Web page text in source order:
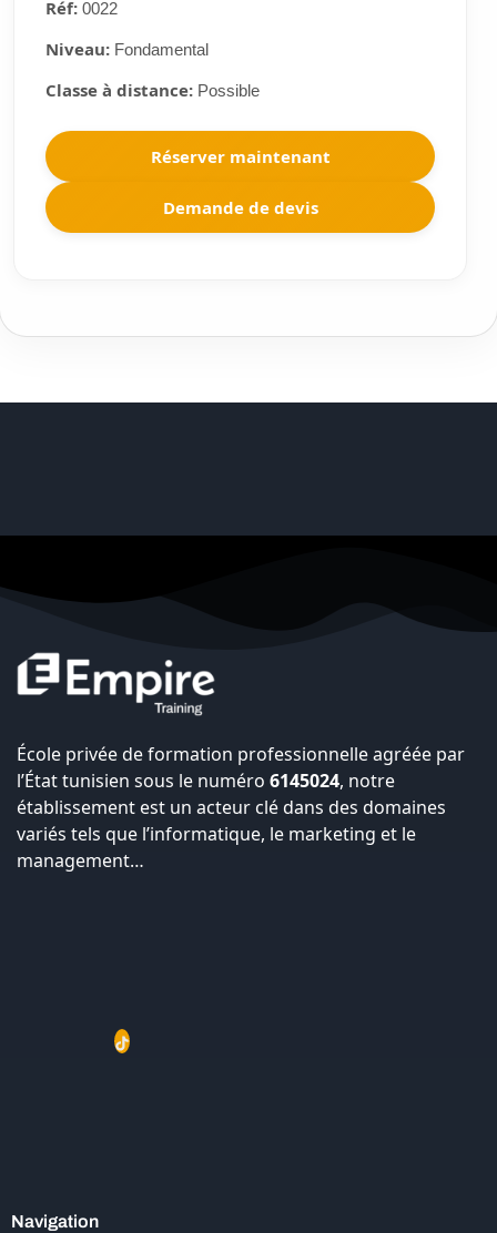
Réf:0022
Niveau:Fondamental
Classe à distance:Possible
Réserver maintenant
Demande de devis
École privée de formation professionnelle agréée par
l’État tunisien sous le numéro 6145024, notre
établissement est un acteur clé dans des domaines
variés tels que l’informatique, le marketing et le
management…
Navigation